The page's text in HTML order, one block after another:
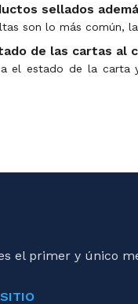
sellados
son lo más común,
de las cartas al
el estado de la
el primer y único